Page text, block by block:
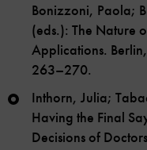
Bonizzoni, Paola;
(eds.): The Nature
Applications.
263–270.
Inthorn, Julia;
Having the Final
Decisions of